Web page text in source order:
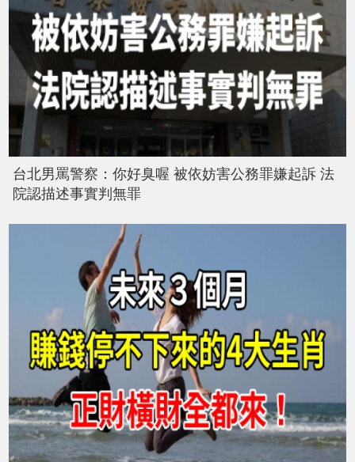
台北男罵警察：你好臭喔 被依妨害公務罪嫌起訴 法
院認描述事實判無罪